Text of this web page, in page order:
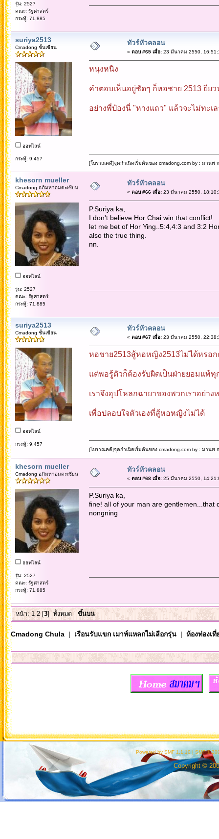
รุ่น: 2527
คณะ: รัฐศาสตร์
กระทู้: 71,885
suriya2513
Cmadong ชั้นเซียน
ออฟไลน์
กระทู้: 9,457
ทัวร์หัวคลอน
« ตอบ #65 เมื่อ:23 มีนาคม 2550,
หนุงหนิง
คำตอบเห็นอยู่ชัดๆ ก็หอชาย 2513 ยีย
อย่างพี่ป๋องนี่ "หางแถว" แล้วจะไม่ทะ
[โบราณคดี]จุดกำเนิดเริ่มต้นของ cmadong.com by : มานพ
khesorn mueller
Cmadong อภิมหาอมตะเซียน
ออฟไลน์
รุ่น: 2527
คณะ: รัฐศาสตร์
กระทู้: 71,885
ทัวร์หัวคลอน
« ตอบ #66 เมื่อ:23 มีนาคม 2550,
P.Suriya ka,
I don't believe Hor Chai win that conflict!
let me bet of Hor Ying..5:4,4:3 and 3:2
also the true thing.
nn.
suriya2513
Cmadong ชั้นเซียน
ออฟไลน์
กระทู้: 9,457
ทัวร์หัวคลอน
« ตอบ #67 เมื่อ:23 มีนาคม 2550,
หอชาย2513สู้หอหญิง2513ไม่ได้หรอ
แต่พอรู้ตัวก็ต้องรับผิดเป็นฝ่ายยอมแพ้
เราจึงอุปโหลกฉายาของพวกเราอย่า
เพื่อปลอบใจตัวเองที่สู้หอหญิงไม่ได้
[โบราณคดี]จุดกำเนิดเริ่มต้นของ cmadong.com by : มานพ
khesorn mueller
Cmadong อภิมหาอมตะเซียน
ออฟไลน์
รุ่น: 2527
คณะ: รัฐศาสตร์
กระทู้: 71,885
ทัวร์หัวคลอน
« ตอบ #68 เมื่อ:25 มีนาคม 2550,
P.Suriya ka,
fine! all of your man are gentlemen...that
nongning
หน้า:1 2[3] ทั้งหมด ขึ้นบน
Cmadong Chula| เรือนรับแขก เมาท์แหลกไม่เลือกรุ่น| ห้องท่องเ
Powered by SMF 1.1.10 | SMF ©
Copyright ©